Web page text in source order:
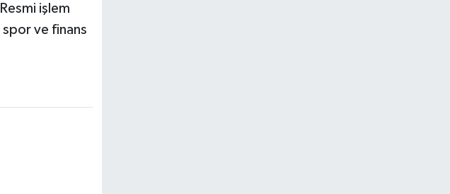
işlem
ve finans